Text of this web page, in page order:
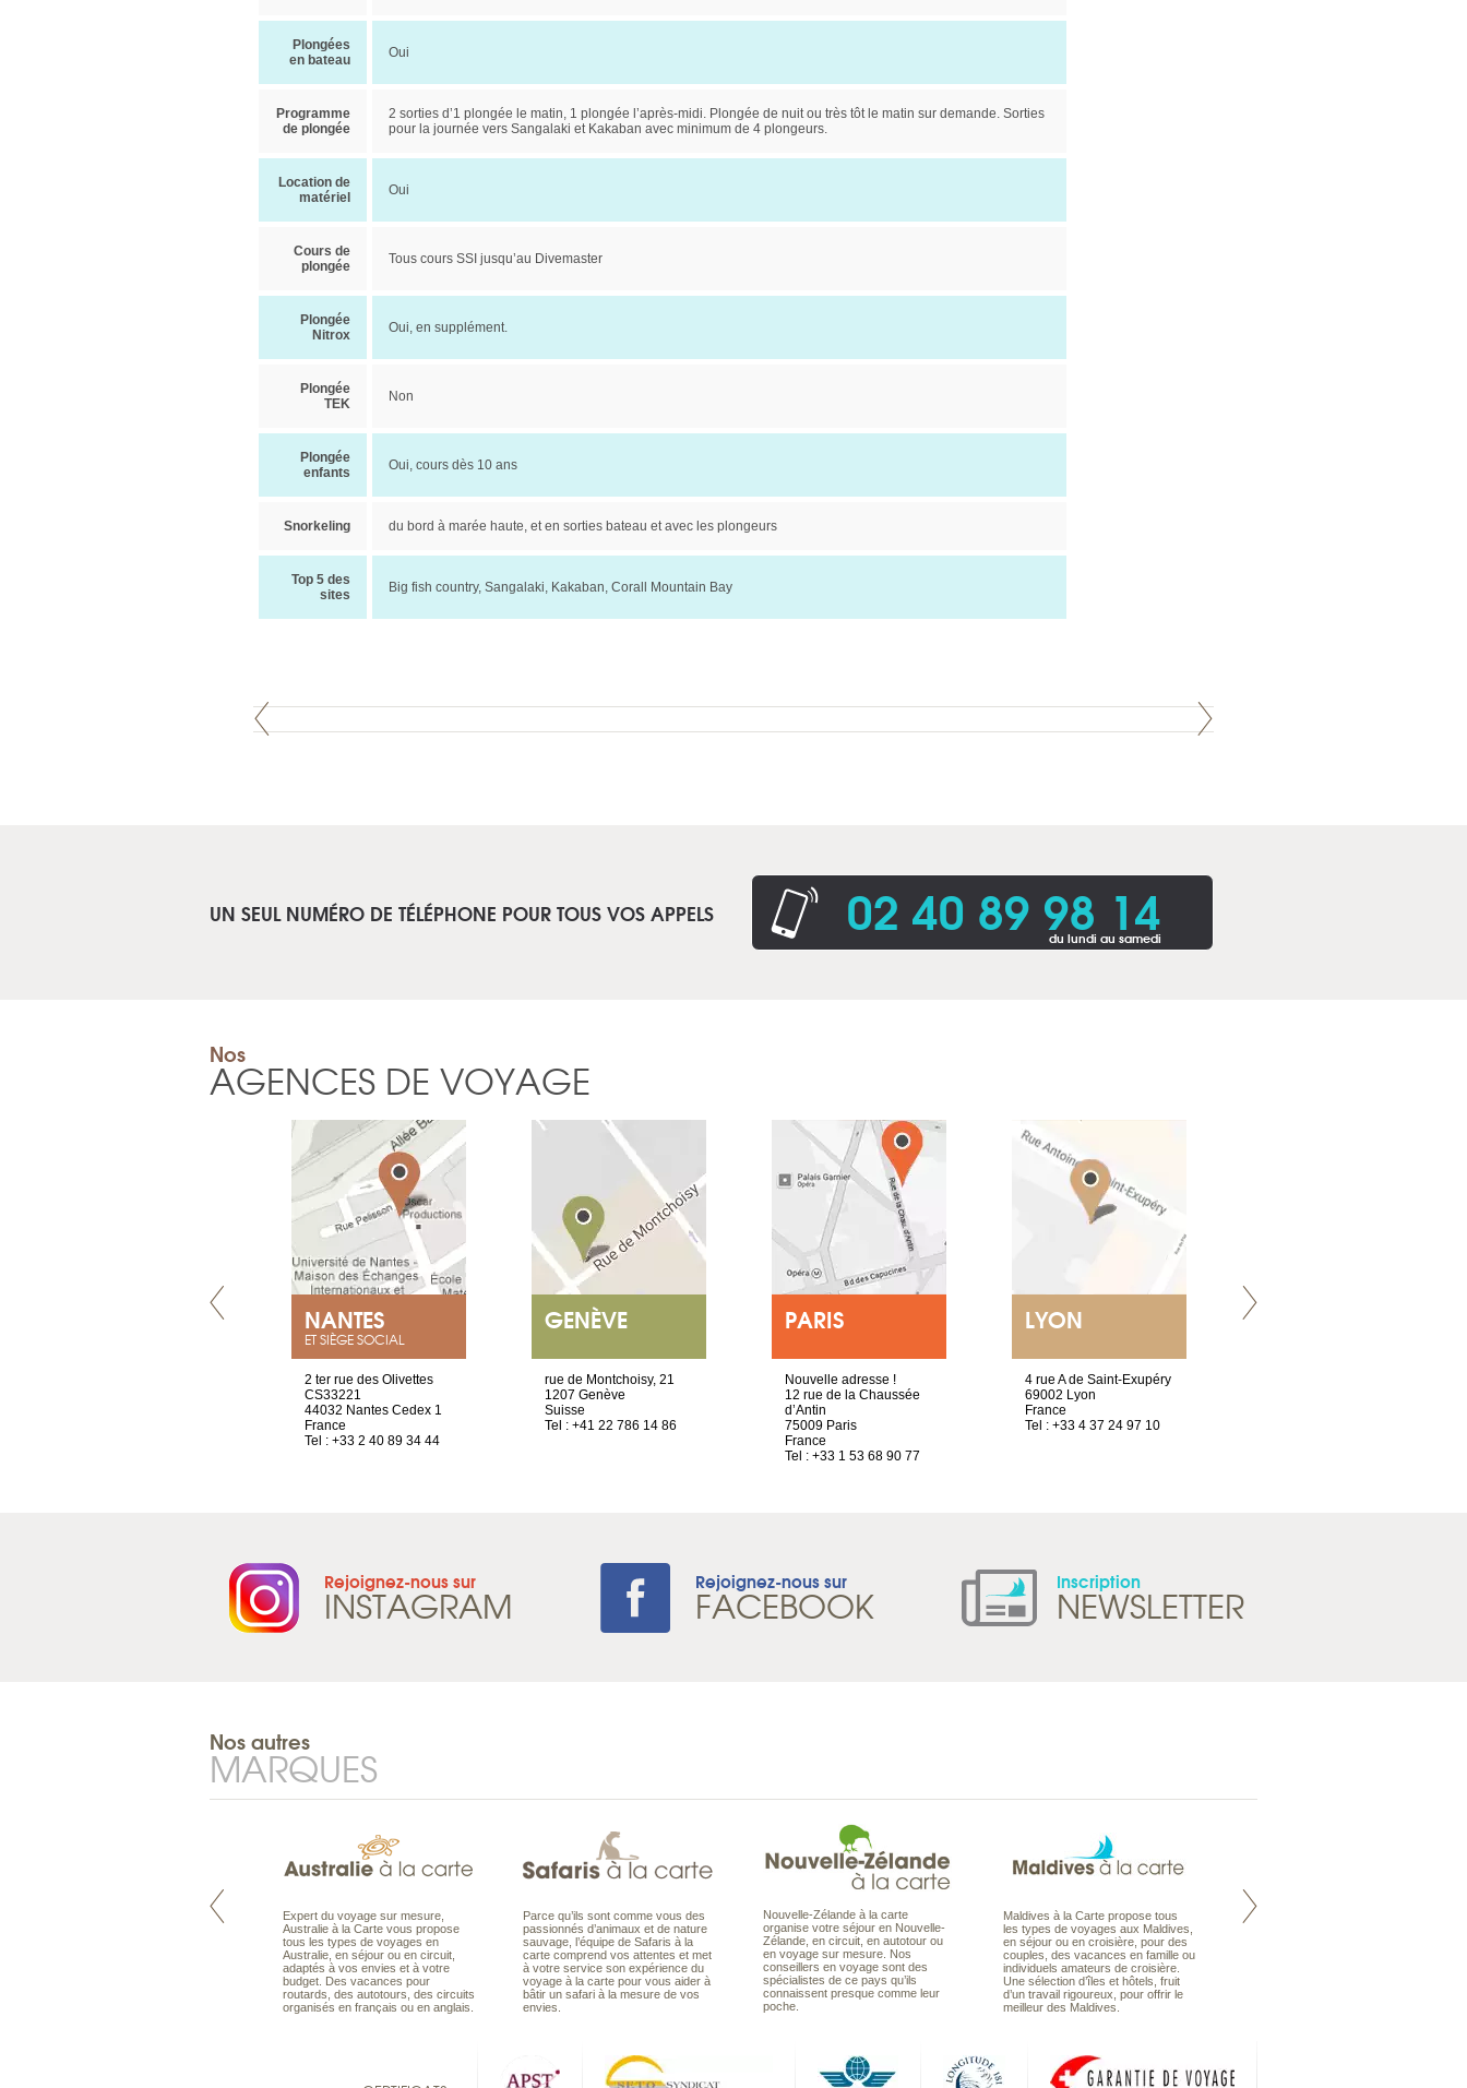
Plongées
en bateau
Oui
Programme
de plongée
2 sorties d’1 plongée le matin, 1 plongée l’après-midi. Plongée de nuit ou très tôt le matin sur demande. Sorties
pour la journée vers Sangalaki et Kakaban avec minimum de 4 plongeurs.
Location de
matériel
Oui
Cours de
plongée
Tous cours SSI jusqu’au Divemaster
Plongée
Nitrox
Oui, en supplément.
Plongée
TEK
Non
Plongée
enfants
Oui, cours dès 10 ans
Snorkeling du bord à marée haute, et en sorties bateau et avec les plongeurs
Top 5 des
sites
Big fish country, Sangalaki, Kakaban, Corall Mountain Bay
UN SEUL NUMÉRO DE TÉLÉPHONE POUR TOUS VOS APPELS 02 40 89 98 14
du lundi au samedi
Nos
AGENCES DE VOYAGE
NANTES
ET SIÈGE SOCIAL
2 ter rue des Olivettes
CS33221
44032 Nantes Cedex 1
France
Tel : +33 2 40 89 34 44
GENÈVE
rue de Montchoisy, 21
1207 Genève
Suisse
Tel : +41 22 786 14 86
PARIS
Nouvelle adresse !
12 rue de la Chaussée
d’Antin
75009 Paris
France
Tel : +33 1 53 68 90 77
LYON
4 rue A de Saint-Exupéry
69002 Lyon
France
Tel : +33 4 37 24 97 10
Rejoignez-nous sur
INSTAGRAM Rejoignez-nous sur
FACEBOOK Inscription
NEWSLETTER
Nos autres
MARQUES
Pacifique à la carte est le spécialiste
Expert du voyage sur mesure,
Australie à la Carte vous propose
tous les types de voyages en
Australie, en séjour ou en circuit,
adaptés à vos envies et à votre
budget. Des vacances pour
routards, des autotours, des circuits
organisés en français ou en anglais.
Parce qu’ils sont comme vous des
passionnés d’animaux et de nature
sauvage, l’équipe de Safaris à la
carte comprend vos attentes et met
à votre service son expérience du
voyage à la carte pour vous aider à
bâtir un safari à la mesure de vos
envies.
Nouvelle-Zélande à la carte
organise votre séjour en Nouvelle-
Zélande, en circuit, en autotour ou
en voyage sur mesure. Nos
conseillers en voyage sont des
spécialistes de ce pays qu’ils
connaissent presque comme leur
poche.
Maldives à la Carte propose tous
les types de voyages aux Maldives,
en séjour ou en croisière, pour des
couples, des vacances en famille ou
individuels amateurs de croisière.
Une sélection d’îles et hôtels, fruit
d’un travail rigoureux, pour offrir le
meilleur des Maldives.
Notre site Odyssee est un portail